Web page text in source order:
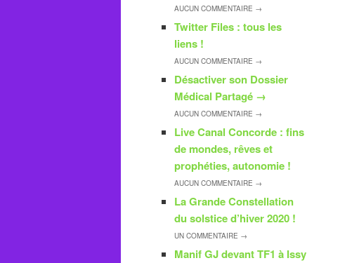
AUCUN COMMENTAIRE →
Twitter Files : tous les
liens !
AUCUN COMMENTAIRE →
Désactiver son Dossier
Médical Partagé →
AUCUN COMMENTAIRE →
Live Canal Concorde : fins
de mondes, rêves et
prophéties, autonomie !
AUCUN COMMENTAIRE →
La Grande Constellation
du solstice d’hiver 2020 !
UN COMMENTAIRE →
Manif GJ devant TF1 à Issy